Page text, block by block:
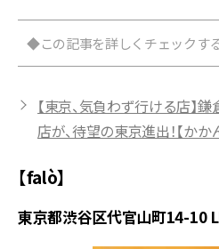
◆この記事を詳しくチェックす
【東京、気負わず行ける店】
店が、待望の東京進出！【かか
【falò】
東京都渋谷区代官山町14-10